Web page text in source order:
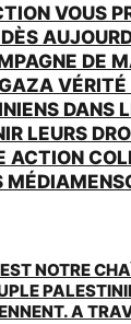
VOUS
DE
VÉRITÉ
DANS
LEURS
ACTION
NOTRE
A